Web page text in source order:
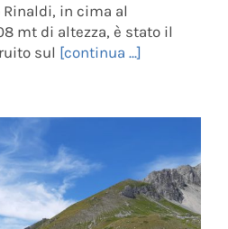
in cima al
mt di altezza, è stato il
sul [continua ...]